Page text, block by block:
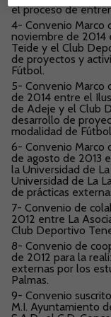
el proceso de
4- Convenio Marco
noviembre de
Teide y el Club
de proyectos y
Fútbol.
5- Convenio Marco
de 2014 entre el
de Adeje y el Club
desarrollo de
modalidad de
6- Convenio Marco
de agosto de 2013
la Universidad de
Universidad de La
de prácticas
7- Convenio de
2012 entre La
Club Deportivo
8- Convenio de
de 2012 para la
externas por los
Palmas.
9- Convenio
M.I. Ayuntamiento